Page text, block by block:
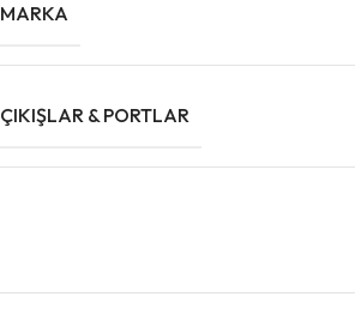
MARKA
ÇIKIŞLAR & PORTLAR